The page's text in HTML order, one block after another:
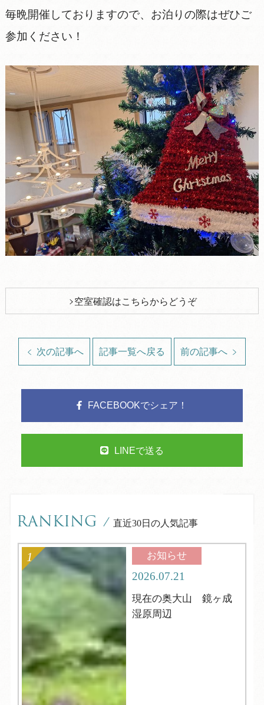
毎晩開催しておりますので、お泊りの際はぜひご
参加ください！
空室確認はこちらからどうぞ
次の記事へ 記事一覧へ戻る 前の記事へ
FACEBOOKでシェア！
LINEで送る
RANKING / 直近30日の人気記事
お知らせ
2026.07.21
現在の奥大山 鏡ヶ成
湿原周辺